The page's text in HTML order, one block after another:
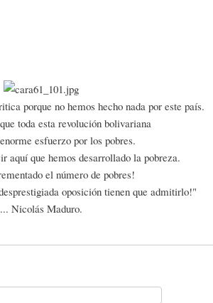
porque no hemos hecho nada por este país.
toda esta revolución bolivariana
esfuerzo por los pobres.
aquí que hemos desarrollado la pobreza.
el número de pobres!
oposición tienen que admitirlo!"
... Nicolás Maduro.